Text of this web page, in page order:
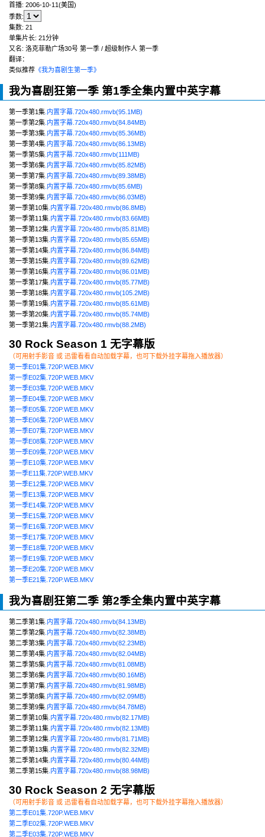
首播: 2006-10-11(美国)
季数:
集数: 21
单集片长: 21分钟
又名: 洛克菲勒广场30号 第一季 / 超级制作人 第一季
翻译：
类似推荐 《我为喜剧生第一季》
我为喜剧狂第一季 第1季全集内置中英字幕
第一季第1集 .内置字幕.720x480.rmvb(95.1MB)
第一季第2集 .内置字幕.720x480.rmvb(84.84MB)
第一季第3集 .内置字幕.720x480.rmvb(85.36MB)
第一季第4集 .内置字幕.720x480.rmvb(86.13MB)
第一季第5集 .内置字幕.720x480.rmvb(111MB)
第一季第6集 .内置字幕.720x480.rmvb(85.82MB)
第一季第7集 .内置字幕.720x480.rmvb(89.38MB)
第一季第8集 .内置字幕.720x480.rmvb(85.6MB)
第一季第9集 .内置字幕.720x480.rmvb(86.03MB)
第一季第10集 .内置字幕.720x480.rmvb(86.8MB)
第一季第11集 .内置字幕.720x480.rmvb(83.66MB)
第一季第12集 .内置字幕.720x480.rmvb(85.81MB)
第一季第13集 .内置字幕.720x480.rmvb(85.65MB)
第一季第14集 .内置字幕.720x480.rmvb(86.84MB)
第一季第15集 .内置字幕.720x480.rmvb(89.62MB)
第一季第16集 .内置字幕.720x480.rmvb(86.01MB)
第一季第17集 .内置字幕.720x480.rmvb(85.77MB)
第一季第18集 .内置字幕.720x480.rmvb(105.2MB)
第一季第19集 .内置字幕.720x480.rmvb(85.61MB)
第一季第20集 .内置字幕.720x480.rmvb(85.74MB)
第一季第21集 .内置字幕.720x480.rmvb(88.2MB)
30 Rock Season 1 无字幕版
（可用射手影音 或 迅雷看看自动加载字幕，也可下载外挂字幕拖入播放器）
第一季E01集.720P.WEB.MKV
第一季E02集.720P.WEB.MKV
第一季E03集.720P.WEB.MKV
第一季E04集.720P.WEB.MKV
第一季E05集.720P.WEB.MKV
第一季E06集.720P.WEB.MKV
第一季E07集.720P.WEB.MKV
第一季E08集.720P.WEB.MKV
第一季E09集.720P.WEB.MKV
第一季E10集.720P.WEB.MKV
第一季E11集.720P.WEB.MKV
第一季E12集.720P.WEB.MKV
第一季E13集.720P.WEB.MKV
第一季E14集.720P.WEB.MKV
第一季E15集.720P.WEB.MKV
第一季E16集.720P.WEB.MKV
第一季E17集.720P.WEB.MKV
第一季E18集.720P.WEB.MKV
第一季E19集.720P.WEB.MKV
第一季E20集.720P.WEB.MKV
第一季E21集.720P.WEB.MKV
我为喜剧狂第二季 第2季全集内置中英字幕
第二季第1集 .内置字幕.720x480.rmvb(84.13MB)
第二季第2集 .内置字幕.720x480.rmvb(82.38MB)
第二季第3集 .内置字幕.720x480.rmvb(82.23MB)
第二季第4集 .内置字幕.720x480.rmvb(82.04MB)
第二季第5集 .内置字幕.720x480.rmvb(81.08MB)
第二季第6集 .内置字幕.720x480.rmvb(80.16MB)
第二季第7集 .内置字幕.720x480.rmvb(81.98MB)
第二季第8集 .内置字幕.720x480.rmvb(82.09MB)
第二季第9集 .内置字幕.720x480.rmvb(84.78MB)
第二季第10集 .内置字幕.720x480.rmvb(82.17MB)
第二季第11集 .内置字幕.720x480.rmvb(82.13MB)
第二季第12集 .内置字幕.720x480.rmvb(81.71MB)
第二季第13集 .内置字幕.720x480.rmvb(82.32MB)
第二季第14集 .内置字幕.720x480.rmvb(80.44MB)
第二季第15集 .内置字幕.720x480.rmvb(88.98MB)
30 Rock Season 2 无字幕版
（可用射手影音 或 迅雷看看自动加载字幕，也可下载外挂字幕拖入播放器）
第二季E01集.720P.WEB.MKV
第二季E02集.720P.WEB.MKV
第二季E03集.720P.WEB.MKV